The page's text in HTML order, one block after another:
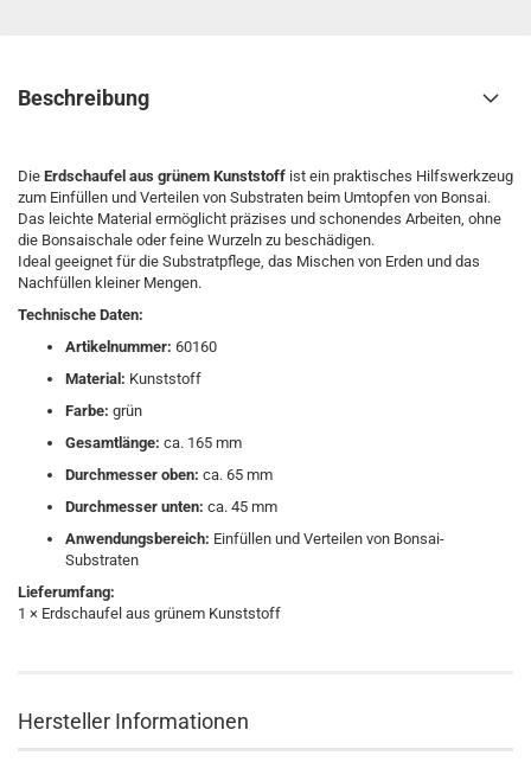
Beschreibung
Die Erdschaufel aus grünem Kunststoff ist ein praktisches Hilfswerkzeug
zum Einfüllen und Verteilen von Substraten beim Umtopfen von Bonsai.
Das leichte Material ermöglicht präzises und schonendes Arbeiten, ohne
die Bonsaischale oder feine Wurzeln zu beschädigen.
Ideal geeignet für die Substratpflege, das Mischen von Erden und das
Nachfüllen kleiner Mengen.
Technische Daten:
Artikelnummer: 60160
Material: Kunststoff
Farbe: grün
Gesamtlänge: ca. 165 mm
Durchmesser oben: ca. 65 mm
Durchmesser unten: ca. 45 mm
Anwendungsbereich: Einfüllen und Verteilen von Bonsai-
Substraten
Lieferumfang:
1 × Erdschaufel aus grünem Kunststoff
Hersteller Informationen